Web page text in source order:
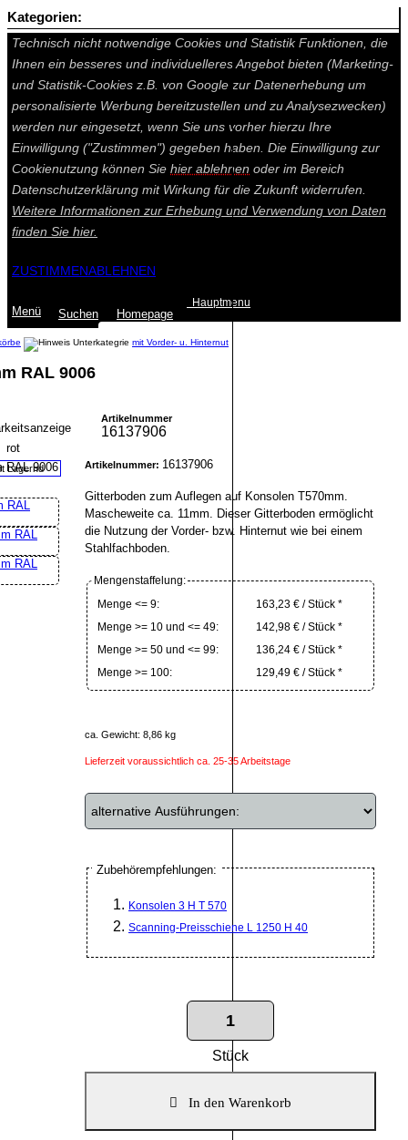
Auf dieser Seite werden technisch notwendige Cookies gesetzt.
Technisch nicht notwendige Cookies und Statistik Funktionen, die
Ihnen ein besseres und individuelleres Angebot bieten (Marketing-
und Statistik-Cookies z.B. von Google zur Datenerhebung um
personalisierte Werbung bereitzustellen und zu Analysezwecken)
werden nur eingesetzt, wenn Sie uns vorher hierzu Ihre
Einwilligung ("Zustimmen") gegeben haben. Die Einwilligung zur
Cookienutzung können Sie hier ablehnen oder im Bereich
Datenschutzerklärung mit Wirkung für die Zukunft widerrufen.
Weitere Informationen zur Erhebung und Verwendung von Daten
finden Sie hier.
ZUSTIMMENABLEHNEN
Menü Suchen Homepage
Hauptmenu
mit Vorder- u. Hinternut
RAL 9006
Lagernd
Artikelnummer
16137906
Artikelnummer: 16137906
Gitterboden zum Auflegen auf Konsolen T570mm.
Mascheweite ca. 11mm. Dieser Gitterboden ermöglicht
die Nutzung der Vorder- bzw. Hinternut wie bei einem
Stahlfachboden.
Mengenstaffelung:
Menge <= 9:
163,23 € / Stück *
Menge >= 10 und <= 49:
142,98 € / Stück *
Menge >= 50 und <= 99:
136,24 € / Stück *
Menge >= 100:
129,49 € / Stück *
ca. Gewicht: 8,86 kg
Lieferzeit voraussichtlich ca. 25-35 Arbeitstage
Zubehörempfehlungen:
Konsolen 3 H T 570
Scanning-Preisschiene L 1250 H 40
Stück
Kategorien: